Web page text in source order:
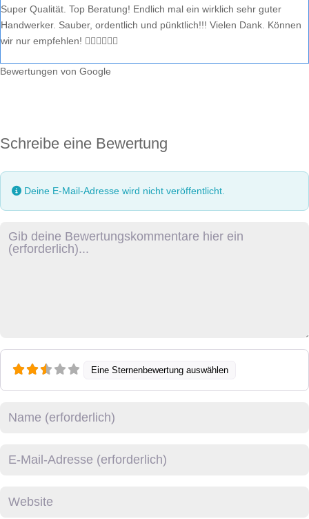
Super Qualität. Top Beratung! Endlich mal ein wirklich sehr guter
Handwerker. Sauber, ordentlich und pünktlich!!! Vielen Dank. Können
wir nur empfehlen! 👍🏼👍🏼👍🏼
Bewertungen von Google
Schreibe eine Bewertung
Deine E-Mail-Adresse wird nicht veröffentlicht.
Rezensionstext
Eine Sternenbewertung auswählen